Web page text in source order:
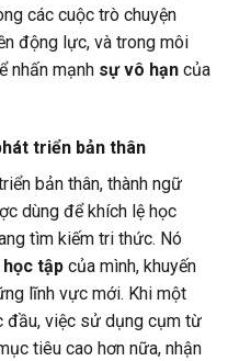
các cuộc trò chuyện
động lực, và trong môi
nhấn mạnh sự vô hạn của
triển bản thân
bản thân, thành ngữ
dùng để khích lệ học
tìm kiếm tri thức. Nó
tập của mình, khuyến
lĩnh vực mới. Khi một
việc sử dụng cụm từ
tiêu cao hơn nữa, nhận